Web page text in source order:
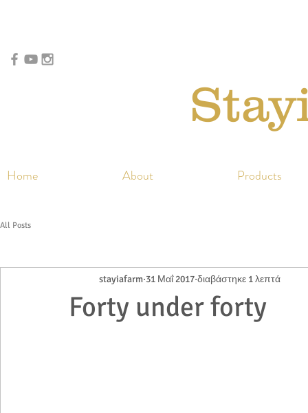
Home About Products
All Posts
Forty under forty
stayiafarm 31 Μαΐ 2017 διαβάστηκε 1 λεπτά